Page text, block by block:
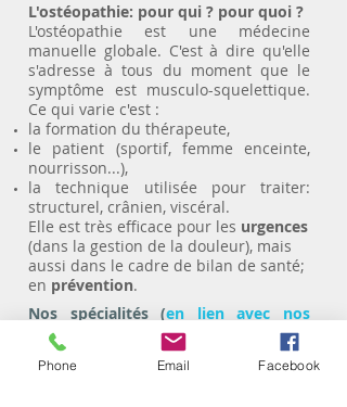
L'ostéopathie: pour qui ? pour quoi ?
L'ostéopathie est une médecine
manuelle globale. C'est à dire qu'elle
s'adresse à tous du moment que le
symptôme est musculo-squelettique.
Ce qui varie c'est :
la formation du thérapeute,
le patient (sportif, femme enceinte,
nourrisson...),
la technique utilisée pour traiter:
structurel, crânien, viscéral.
Elle est très efficace pour les urgences
(dans la gestion de la douleur), mais
aussi dans le cadre de bilan de santé;
en prévention.
Nos spécialités (en lien avec nos
formations
le suivi des grossesses et des
Phone Email Facebook